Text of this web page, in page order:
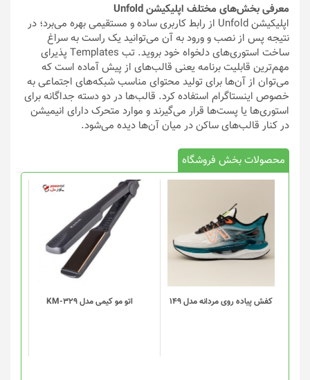
معرفی بخش‌های مختلف اپلیکیشن Unfold
اپلیکیشن Unfold از رابط کاربری ساده و مستقیمی بهره می‌برد؛ در
نتیجه پس از نصب و ورود به آن می‌توانید یک راست به سراغ
ساخت استوری‌های دلخواه خود بروید. تب Templates پذیرای
مهم‌ترین قابلیت برنامه یعنی قالب‌های از پیش آماده است که
می‌توان از آن‌ها برای تولید محتوای مناسب شبکه‌های اجتماعی به
خصوص اینستاگرام استفاده کرد. قالب‌ها در دو دسته جداگانه برای
استوری‌ها یا پست‌ها قرار می‌گیرند و موارد متحرک دارای انیمیشن
در کنار قالب‌های ساکن در میان آن‌ها دیده می‌شود.
محصولات بخش فروشگاه
کفش پیاده روی مردانه مدل 149
محصول
دارای
انواع
مختلفی
باشد.
گزینه
اتو مو کیمی مدل KM-329